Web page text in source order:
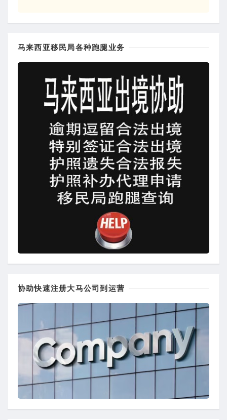
马来西亚移民局各种跑腿业务
协助快速注册大马公司到运营